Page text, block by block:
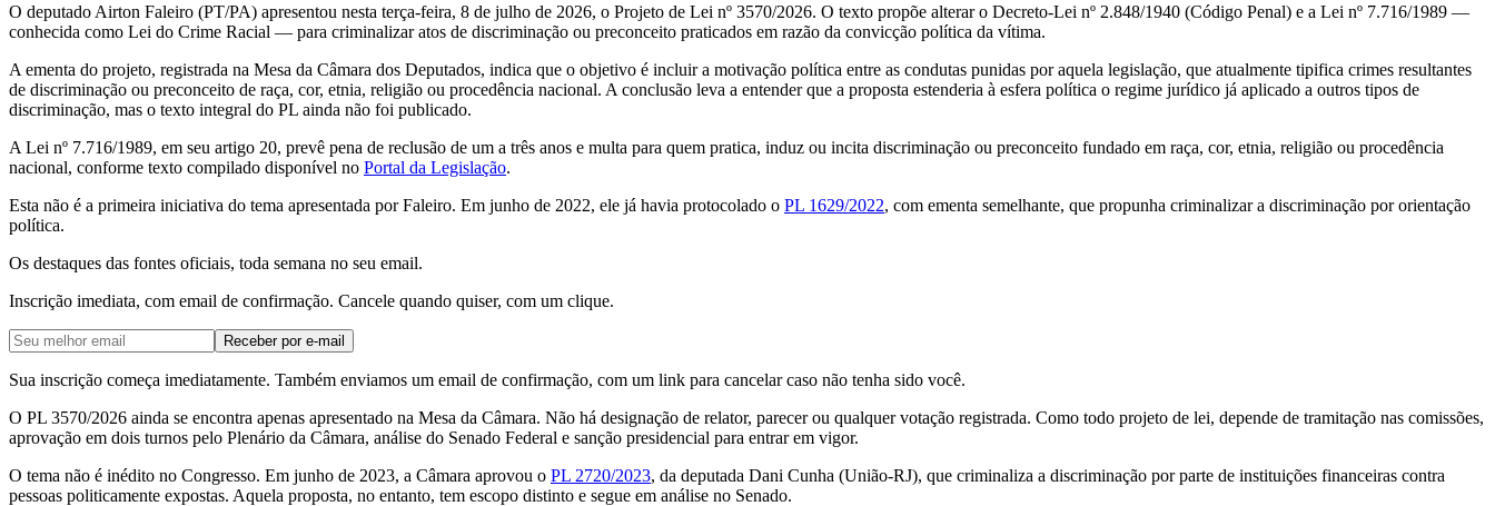
O deputado Airton Faleiro (PT/PA) apresentou nesta terça-feira, 8 de julho de 2026, o Projeto de Lei nº 3570/2026. O texto propõe alterar o Decreto-Lei nº 2.848/1940 (Código Penal) e a Lei nº 7.716/1989 —
conhecida como Lei do Crime Racial — para criminalizar atos de discriminação ou preconceito praticados em razão da convicção política da vítima.
A ementa do projeto, registrada na Mesa da Câmara dos Deputados, indica que o objetivo é incluir a motivação política entre as condutas punidas por aquela legislação, que atualmente tipifica crimes resultantes
de discriminação ou preconceito de raça, cor, etnia, religião ou procedência nacional. A conclusão leva a entender que a proposta estenderia à esfera política o regime jurídico já aplicado a outros tipos de
discriminação, mas o texto integral do PL ainda não foi publicado.
A Lei nº 7.716/1989, em seu artigo 20, prevê pena de reclusão de um a três anos e multa para quem pratica, induz ou incita discriminação ou preconceito fundado em raça, cor, etnia, religião ou procedência
nacional, conforme texto compilado disponível no Portal da Legislação.
Esta não é a primeira iniciativa do tema apresentada por Faleiro. Em junho de 2022, ele já havia protocolado o PL 1629/2022, com ementa semelhante, que propunha criminalizar a discriminação por orientação
política.
Os destaques das fontes oficiais, toda semana no seu email.
Inscrição imediata, com email de confirmação. Cancele quando quiser, com um clique.
Receber por e-mail
Sua inscrição começa imediatamente. Também enviamos um email de confirmação, com um link para cancelar caso não tenha sido você.
O PL 3570/2026 ainda se encontra apenas apresentado na Mesa da Câmara. Não há designação de relator, parecer ou qualquer votação registrada. Como todo projeto de lei, depende de tramitação nas comissões,
aprovação em dois turnos pelo Plenário da Câmara, análise do Senado Federal e sanção presidencial para entrar em vigor.
O tema não é inédito no Congresso. Em junho de 2023, a Câmara aprovou o PL 2720/2023, da deputada Dani Cunha (União-RJ), que criminaliza a discriminação por parte de instituições financeiras contra
pessoas politicamente expostas. Aquela proposta, no entanto, tem escopo distinto e segue em análise no Senado.